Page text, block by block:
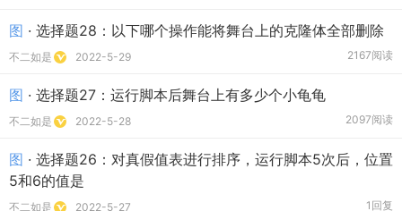
图 · 选择题28：以下哪个操作能将舞台上的克隆体全部删除
不二如是 2022-5-29 2167阅读
图 · 选择题27：运行脚本后舞台上有多少个小龟龟
不二如是 2022-5-28 2097阅读
图 · 选择题26：对真假值表进行排序，运行脚本5次后，位置
5和6的值是
不二如是 2022-5-27 1回复